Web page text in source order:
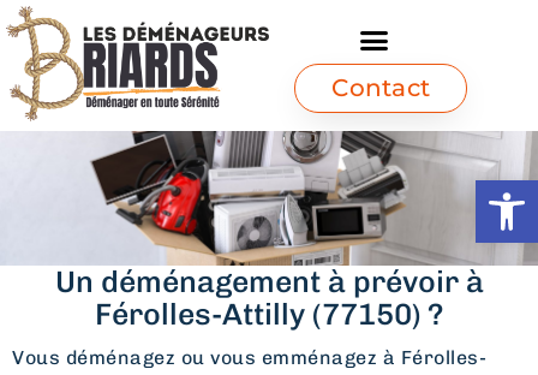
Ouvrir
Contact
Un déménagement à prévoir à
Férolles-Attilly (77150) ?
Vous déménagez ou vous emménagez à Férolles-